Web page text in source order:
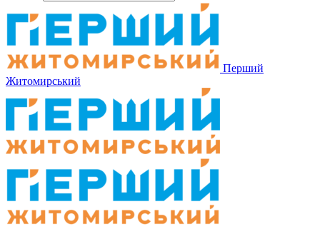
Перший
Житомирський